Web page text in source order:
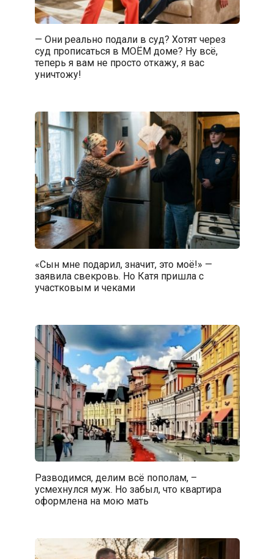
— Они реально подали в суд? Хотят через
суд прописаться в МОЁМ доме? Ну всё,
теперь я вам не просто откажу, я вас
уничтожу!
«Сын мне подарил, значит, это моё!» —
заявила свекровь. Но Катя пришла с
участковым и чеками
Разводимся, делим всё пополам, –
усмехнулся муж. Но забыл, что квартира
оформлена на мою мать